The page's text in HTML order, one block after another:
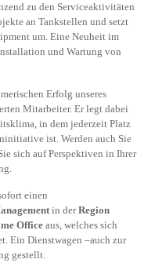
zu den Serviceaktivitäten
an Tankstellen und setzt
um. Eine Neuheit im
und Wartung von
Erfolg unseres
Mitarbeiter. Er legt dabei
in dem jederzeit Platz
ist. Werden auch Sie
sich auf Perspektiven in Ihrer
einen
in derRegion
Officeaus, welches sich
Ein Dienstwagen –auch zur
gestellt.